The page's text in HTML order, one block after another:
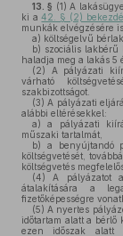
13. § (1) A
ki a42. § (2)
munkák elvégzésére is
a) költségelvű
b) szociális
haladja meg a lakás 5
(2) A pályázati
várható
szakbizottságot.
(3) A pályázati
alábbi eltérésekkel:
a) a pályázati
műszaki tartalmát,
b) a benyújtandó
költségvetését,
költségvetés
(4) A pályázatot
átalakítására a
fizetőképességre
(5) A nyertes
időtartam alatt a
ezen időszak alatt